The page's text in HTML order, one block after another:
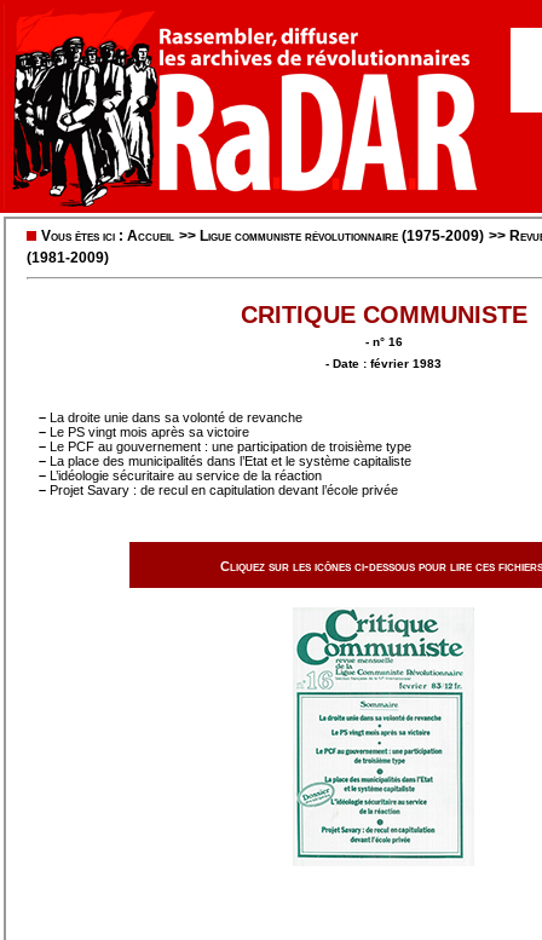
Vous êtes ici : Accueil >> Ligue communiste révolutionnaire (1975-2009) >>
(1981-2009)
CRITIQUE COMMUNISTE
- n° 16
- Date : février 1983
– La droite unie dans sa volonté de revanche
– Le PS vingt mois après sa victoire
– Le PCF au gouvernement : une participation de troisième type
– La place des municipalités dans l’Etat et le système capitaliste
– L’idéologie sécuritaire au service de la réaction
– Projet Savary : de recul en capitulation devant l’école privée
Cliquez sur les icônes ci-dessous pour lire ces